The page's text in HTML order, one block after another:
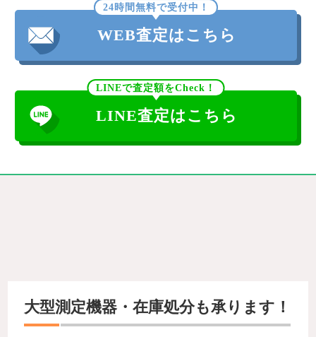
24時間無料で受付中！
WEB査定はこちら
LINEで査定額をCheck！
LINE査定はこちら
大型測定機器・在庫処分も承ります！